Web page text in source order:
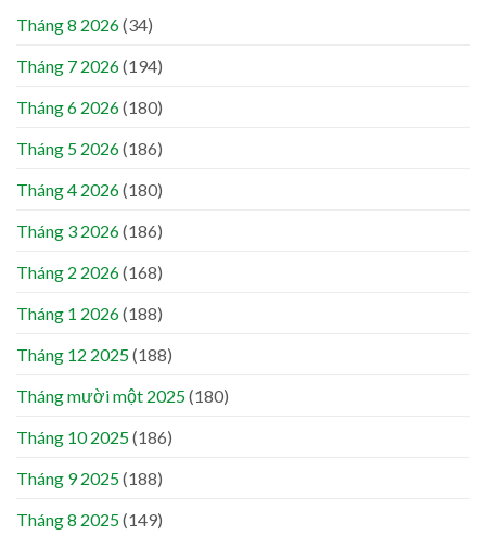
Tháng 8 2026(34)
Tháng 7 2026(194)
Tháng 6 2026(180)
Tháng 5 2026(186)
Tháng 4 2026(180)
Tháng 3 2026(186)
Tháng 2 2026(168)
Tháng 1 2026(188)
Tháng 12 2025(188)
Tháng mười một 2025(180)
Tháng 10 2025(186)
Tháng 9 2025(188)
Tháng 8 2025(149)